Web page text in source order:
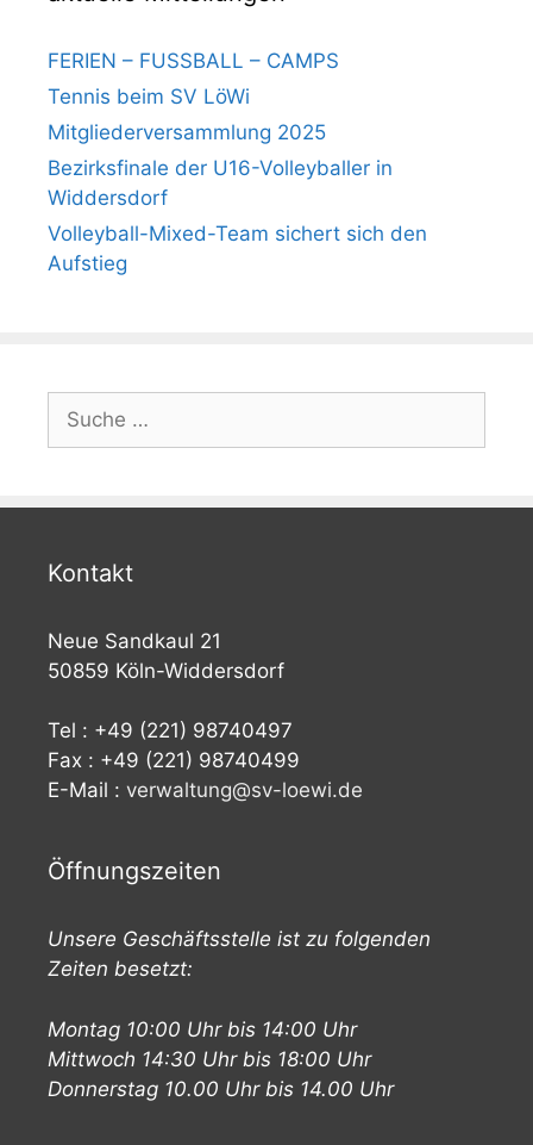
FERIEN – FUSSBALL – CAMPS
Tennis beim SV LöWi
Mitgliederversammlung 2025
Bezirksfinale der U16-Volleyballer in
Widdersdorf
Volleyball-Mixed-Team sichert sich den
Aufstieg
nach:
Kontakt
Neue Sandkaul 21
50859 Köln-Widdersdorf
Tel : +49 (221) 98740497
Fax : +49 (221) 98740499
E-Mail : verwaltung@sv-loewi.de
Öffnungszeiten
Unsere Geschäftsstelle ist zu folgenden
Zeiten besetzt:
Montag 10:00 Uhr bis 14:00 Uhr
Mittwoch 14:30 Uhr bis 18:00 Uhr
Donnerstag 10.00 Uhr bis 14.00 Uhr